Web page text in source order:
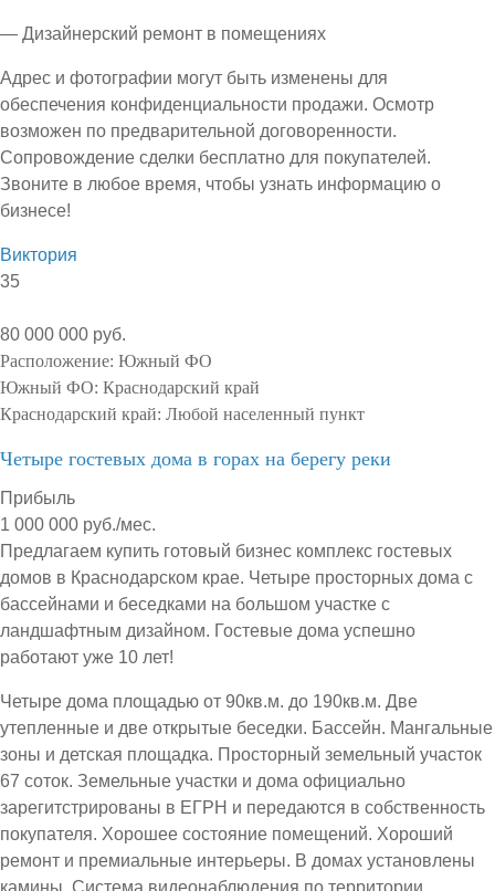
— Дизайнерский ремонт в помещениях
Адрес и фотографии могут быть изменены для
обеспечения конфиденциальности продажи. Осмотр
возможен по предварительной договоренности.
Сопровождение сделки бесплатно для покупателей.
Звоните в любое время, чтобы узнать информацию о
бизнесе!
Виктория
35
80 000 000 руб.
Расположение: Южный ФО
Южный ФО: Краснодарский край
Краснодарский край: Любой населенный пункт
Четыре гостевых дома в горах на берегу реки
Прибыль
1 000 000 руб./мес.
Предлагаем купить готовый бизнес комплекс гостевых
домов в Краснодарском крае. Четыре просторных дома с
бассейнами и беседками на большом участке с
ландшафтным дизайном. Гостевые дома успешно
работают уже 10 лет!
Четыре дома площадью от 90кв.м. до 190кв.м. Две
утепленные и две открытые беседки. Бассейн. Мангальные
зоны и детская площадка. Просторный земельный участок
67 соток. Земельные участки и дома официально
зарегитстрированы в ЕГРН и передаются в собственность
покупателя. Хорошее состояние помещений. Хороший
ремонт и премиальные интерьеры. В домах установлены
камины. Система видеонаблюдения по территории.